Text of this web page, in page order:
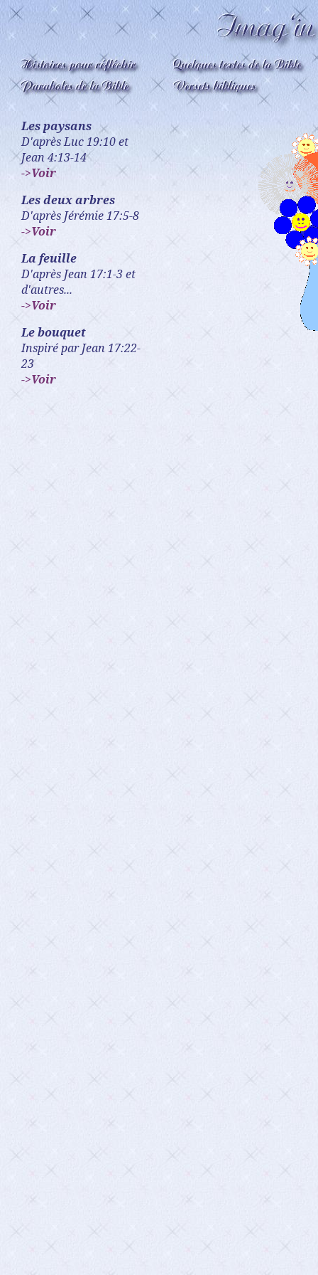
Les paysans
D'après Luc 19:10 et
Jean 4:13-14
->Voir
Les deux arbres
D'après Jérémie 17:5-8
->Voir
La feuille
D'après Jean 17:1-3 et
d'autres...
->Voir
Le bouquet
Inspiré par Jean 17:22-
23
->Voir